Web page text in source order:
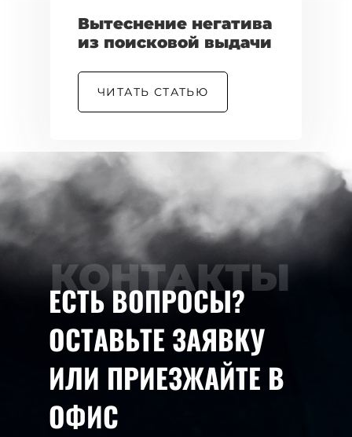
Вытеснение негатива
из поисковой выдачи
ЧИТАТЬ СТАТЬЮ
ЕСТЬ ВОПРОСЫ?
ОСТАВЬТЕ ЗАЯВКУ
ИЛИ ПРИЕЗЖАЙТЕ В
ОФИС
КОНТАКТЫ